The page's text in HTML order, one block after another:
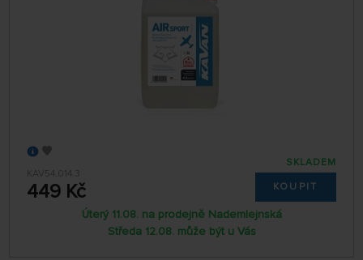
KAV54.014.3
449 Kč
SKLADEM
KOUPIT
Úterý 11.08. na prodejně Nademlejnská
Středa 12.08. může být u Vás